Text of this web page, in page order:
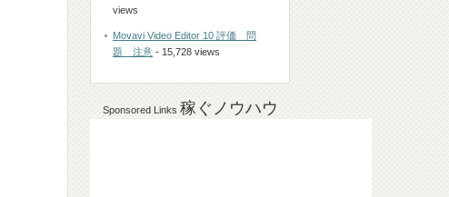
views
Movavi Video Editor 10 評価 問
題 注意 - 15,728 views
Sponsored Links 稼ぐノウハウ